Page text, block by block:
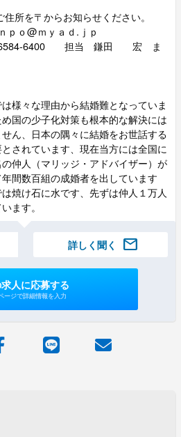
住所を〒からお知らせください。
ｐｏ@ｍｙａｄ.ｊｐ
6400 担当 鎌田 宏 ま
様々な理由から結婚難となっていま
国の少子化対策も根本的な解決には
ん、日本の隅々に結婚をお世話する
されています、現在当方には全国に
仲人（マリッジ・アドバイザー）が
間数百組の成婚者を出しています
焼け石に水です、先ずは仲人１万人
ます。
詳しく聞く mail
人に応募する
ージで詳細情報を入力